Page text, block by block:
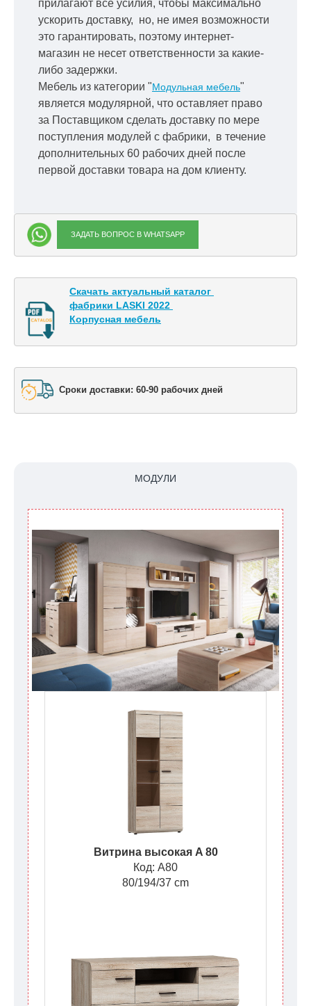
прилагают все усилия, чтобы максимально
ускорить доставку, но, не имея возможности
это гарантировать, поэтому интернет-
магазин не несет ответственности за какие-
либо задержки.
Мебель из категории "Модульная мебель"
является модулярной, что оставляет право
за Поставщиком сделать доставку по мере
поступления модулей с фабрики, в течение
дополнительных 60 рабочих дней после
первой доставки товара на дом клиенту.
ЗАДАТЬ ВОПРОС В WHATSAPP
Скачать актуальный каталог
фабрики LASKI 2022
Корпусная мебель
Сроки доставки: 60-90 рабочих дней
МОДУЛИ
Витрина высокая A 80
Код: A80
80/194/37 cm